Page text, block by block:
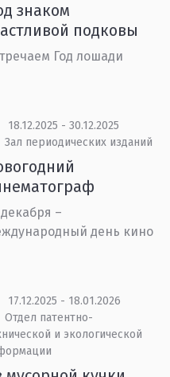
знаком
подковы
Год лошади
18.12.2025 - 30.12.2025
Зал периодических изданий
–
день кино
17.12.2025 - 18.01.2026
Отдел патентно-
и экологической